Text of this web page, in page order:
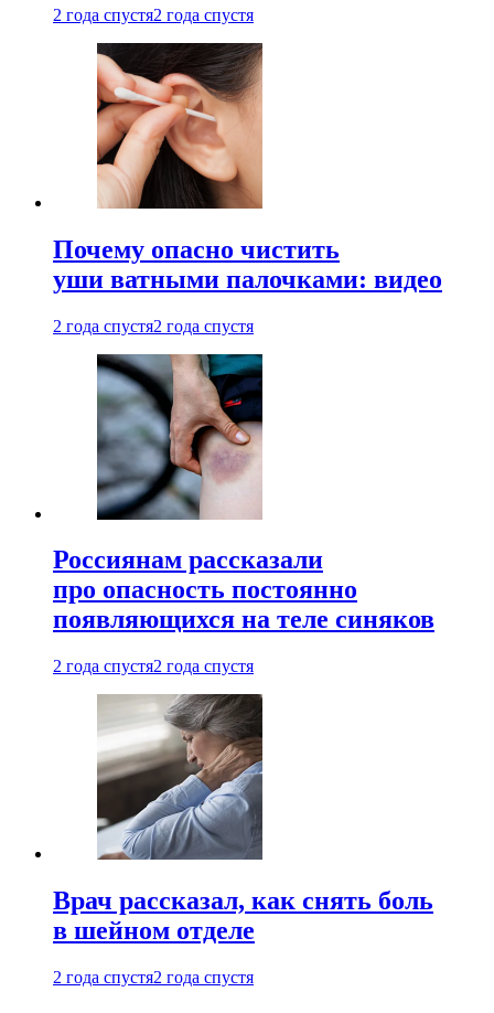
2 года спустя2 года спустя
Почему опасно чистить
уши ватными палочками: видео
2 года спустя2 года спустя
Россиянам рассказали
про опасность постоянно
появляющихся на теле синяков
2 года спустя2 года спустя
Врач рассказал, как снять боль
в шейном отделе
2 года спустя2 года спустя